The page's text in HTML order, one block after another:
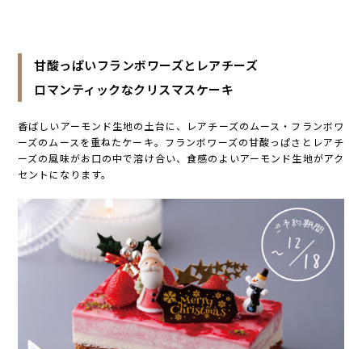
甘酸っぱいフランボワーズとレアチーズ
ロマンティックなクリスマスケーキ
香ばしいアーモンド生地の土台に、レアチーズのムース・フランボワ
ーズのムースを重ねたケーキ。フランボワーズの甘酸っぱさとレアチ
ーズの風味がお口の中で溶け合い、食感のよいアーモンド生地がアク
セントになります。